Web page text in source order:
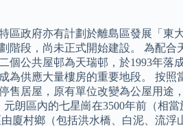
區政府亦有計劃於離島區發展「東
階段，尚未正式開始建設。 為配合
個公共屋邨為天瑞邨，於1993年落
供應大量樓房的重要地段。 按照
售居屋，原有單位改變為公屋用途
朗區內的七星崗在3500年前（相當
廈村鄉（包括洪水橋、白泥、流浮